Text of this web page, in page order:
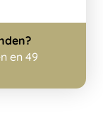
en 49